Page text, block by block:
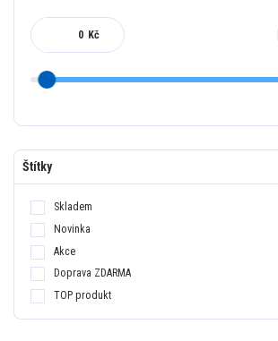
Kč
Štítky
Skladem
Novinka
Akce
Doprava ZDARMA
TOP produkt